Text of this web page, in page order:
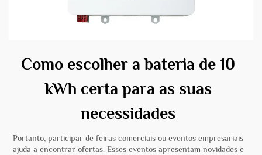
Como escolher a bateria de 10
kWh certa para as suas
necessidades
Portanto, participar de feiras comerciais ou eventos empresariais
ajuda a encontrar ofertas. Esses eventos apresentam novidades e